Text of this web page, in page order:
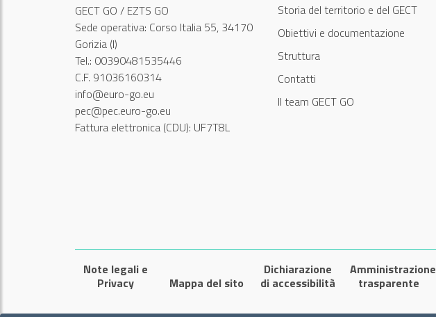
GECT GO / EZTS GO
Sede operativa: Corso Italia 55, 34170
Gorizia (I)
Tel.: 00390481535446
C.F. 91036160314
info@euro-go.eu
pec@pec.euro-go.eu
Fattura elettronica (CDU): UF7T8L
Storia del territorio e del GECT
Obiettivi e documentazione
Struttura
Contatti
Il team GECT GO
Note legali e
Privacy
Mappa del sito
Dichiarazione
di accessibilità
Amministrazione
trasparente